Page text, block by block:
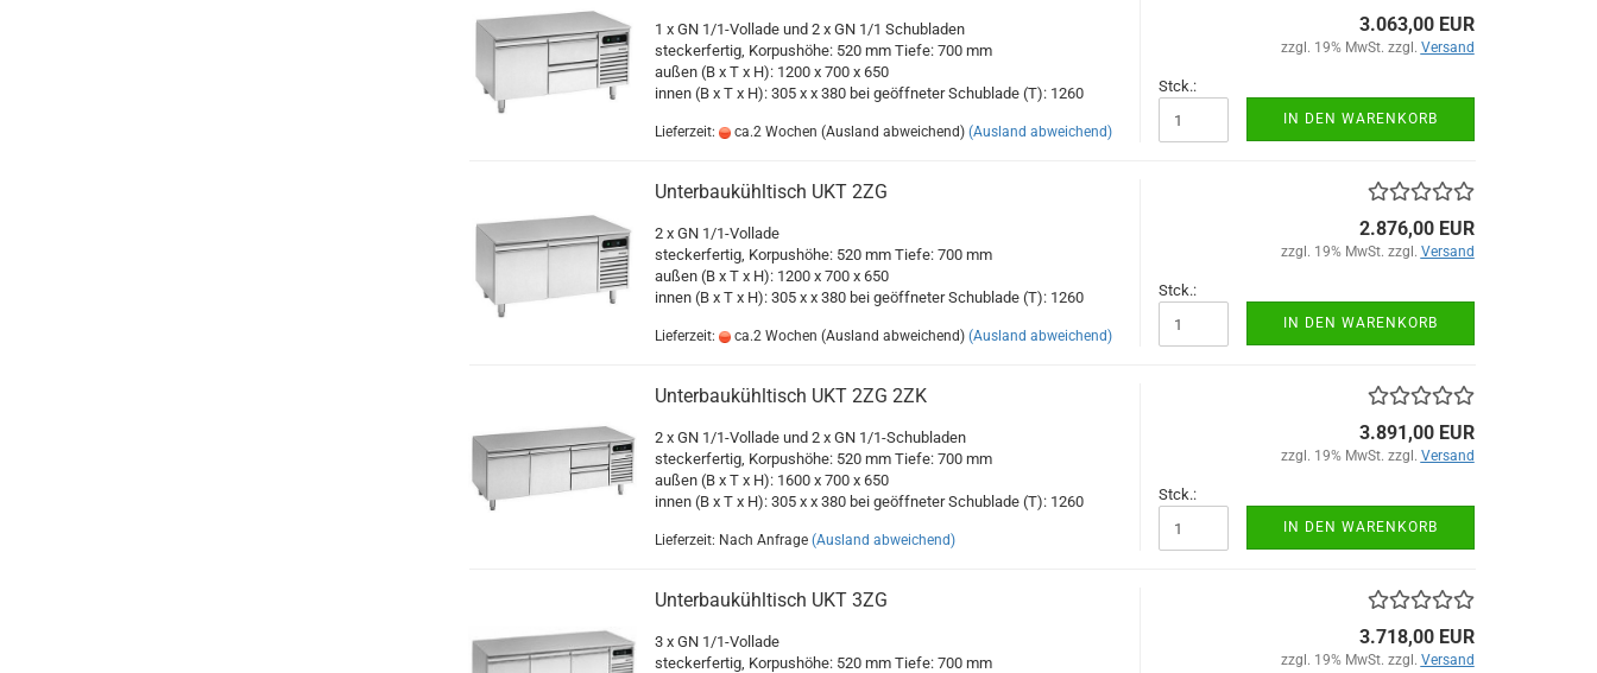
1 x GN 1/1-Vollade und 2 x GN 1/1 Schubladen
steckerfertig, Korpushöhe: 520 mm Tiefe: 700 mm
außen (B x T x H): 1200 x 700 x 650
innen (B x T x H): 305 x x 380 bei geöffneter Schublade (T): 1260
Lieferzeit: ca.2 Wochen (Ausland abweichend) (Ausland abweichend)
3.063,00 EUR
zzgl. 19% MwSt. zzgl. Versand
Stck.:
IN DEN WARENKORB
Unterbaukühltisch UKT 2ZG
2 x GN 1/1-Vollade
steckerfertig, Korpushöhe: 520 mm Tiefe: 700 mm
außen (B x T x H): 1200 x 700 x 650
innen (B x T x H): 305 x x 380 bei geöffneter Schublade (T): 1260
Lieferzeit: ca.2 Wochen (Ausland abweichend) (Ausland abweichend)
2.876,00 EUR
zzgl. 19% MwSt. zzgl. Versand
Stck.:
IN DEN WARENKORB
Unterbaukühltisch UKT 2ZG 2ZK
2 x GN 1/1-Vollade und 2 x GN 1/1-Schubladen
steckerfertig, Korpushöhe: 520 mm Tiefe: 700 mm
außen (B x T x H): 1600 x 700 x 650
innen (B x T x H): 305 x x 380 bei geöffneter Schublade (T): 1260
Lieferzeit: Nach Anfrage (Ausland abweichend)
3.891,00 EUR
zzgl. 19% MwSt. zzgl. Versand
Stck.:
IN DEN WARENKORB
Unterbaukühltisch UKT 3ZG
3 x GN 1/1-Vollade
steckerfertig, Korpushöhe: 520 mm Tiefe: 700 mm
3.718,00 EUR
zzgl. 19% MwSt. zzgl. Versand